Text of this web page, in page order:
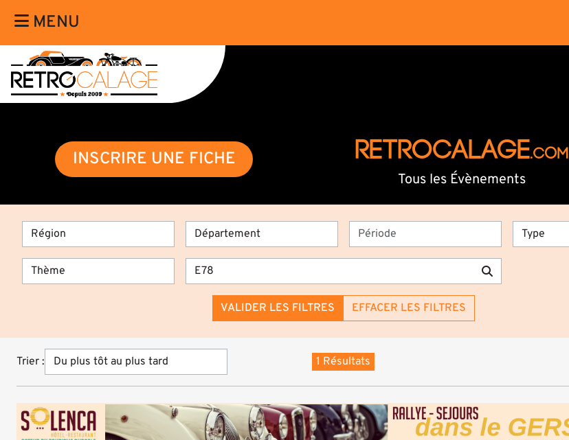
MENU
INSCRIRE UNE FICHE RETROCALAGE.com
Tous les Évènements
VALIDER LES FILTRES EFFACER LES FILTRES
Trier : 1 Résultats